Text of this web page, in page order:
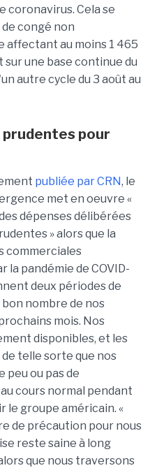
coronavirus. Cela se
congé non
affectant au moins 1 465
une base continue du
autre cycle du 3 août au
prudentes pour
publiée par CRN, le
met en oeuvre «
dépenses délibérées
» alors que la
commerciales
pandémie de COVID-
deux périodes de
nombre de nos
mois. Nos
disponibles, et les
telle sorte que nos
ou pas de
cours normal pendant
le groupe américain. «
de précaution pour nous
reste saine à long
que nous traversons